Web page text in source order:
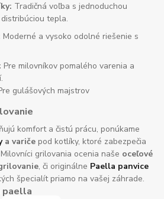
Tradičná voľba s jednoduchou
tepla.
Moderné a vysoko odolné riešenie s
Pre milovníkov pomalého varenia a
gulášových majstrov
komfort a čistú prácu, ponúkame
a variče pod kotlíky, ktoré zabezpečia
grilovania ocenia naše oceľové
, či originálne Paella panvice
špecialít priamo na vašej záhrade.
paella